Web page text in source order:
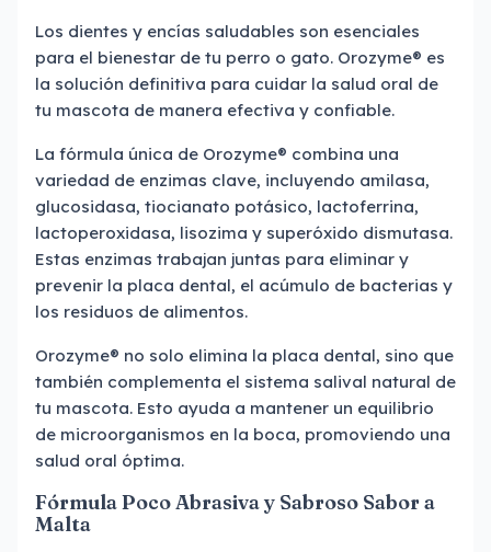
Los dientes y encías saludables son esenciales
para el bienestar de tu perro o gato. Orozyme® es
la solución definitiva para cuidar la salud oral de
tu mascota de manera efectiva y confiable.
La fórmula única de Orozyme® combina una
variedad de enzimas clave, incluyendo amilasa,
glucosidasa, tiocianato potásico, lactoferrina,
lactoperoxidasa, lisozima y superóxido dismutasa.
Estas enzimas trabajan juntas para eliminar y
prevenir la placa dental, el acúmulo de bacterias y
los residuos de alimentos.
Orozyme® no solo elimina la placa dental, sino que
también complementa el sistema salival natural de
tu mascota. Esto ayuda a mantener un equilibrio
de microorganismos en la boca, promoviendo una
salud oral óptima.
Fórmula Poco Abrasiva y Sabroso Sabor a
Malta